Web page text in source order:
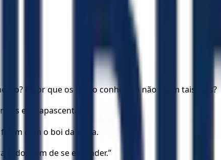
E por que os que o conhecem não veem tais dias?
e os apascentam.
com o boi da viúva.
todos têm de se esconder.”